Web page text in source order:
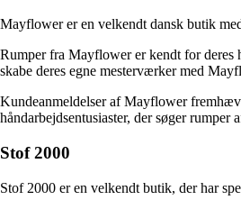
Mayflower er en velkendt dansk butik
Rumper fra Mayflower er kendt for deres
skabe deres egne mesterværker med
Kundeanmeldelser af Mayflower
håndarbejdsentusiaster, der søger rumper
Stof 2000
Stof 2000 er en velkendt butik, der har